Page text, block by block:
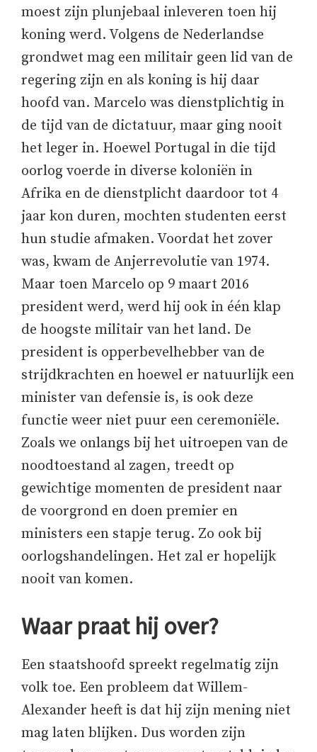
moest zijn plunjebaal inleveren toen hij
koning werd. Volgens de Nederlandse
grondwet mag een militair geen lid van de
regering zijn en als koning is hij daar
hoofd van. Marcelo was dienstplichtig in
de tijd van de dictatuur, maar ging nooit
het leger in. Hoewel Portugal in die tijd
oorlog voerde in diverse koloniën in
Afrika en de dienstplicht daardoor tot 4
jaar kon duren, mochten studenten eerst
hun studie afmaken. Voordat het zover
was, kwam de Anjerrevolutie van 1974.
Maar toen Marcelo op 9 maart 2016
president werd, werd hij ook in één klap
de hoogste militair van het land. De
president is opperbevelhebber van de
strijdkrachten en hoewel er natuurlijk een
minister van defensie is, is ook deze
functie weer niet puur een ceremoniële.
Zoals we onlangs bij het uitroepen van de
noodtoestand al zagen, treedt op
gewichtige momenten de president naar
de voorgrond en doen premier en
ministers een stapje terug. Zo ook bij
oorlogshandelingen. Het zal er hopelijk
nooit van komen.
Waar praat hij over?
Een staatshoofd spreekt regelmatig zijn
volk toe. Een probleem dat Willem-
Alexander heeft is dat hij zijn mening niet
mag laten blijken. Dus worden zijn